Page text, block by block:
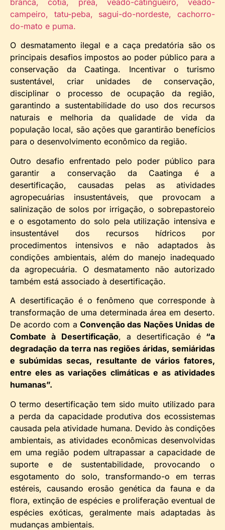
branca, cotia, preá, veado-catingueiro, veado-
campeiro, tatu-peba, sagui-do-nordeste, cachorro-
do-mato e puma.
O desmatamento ilegal e a caça predatória são os
principais desafios impostos ao poder público para a
conservação da Caatinga. Incentivar o turismo
sustentável, criar unidades de conservação,
disciplinar o processo de ocupação da região,
garantindo a sustentabilidade do uso dos recursos
naturais e melhoria da qualidade de vida da
população local, são ações que garantirão benefícios
para o desenvolvimento econômico da região.
Outro desafio enfrentado pelo poder público para
garantir a conservação da Caatinga é a
desertificação, causadas pelas as atividades
agropecuárias insustentáveis, que provocam a
salinização de solos por irrigação, o sobrepastoreio
e o esgotamento do solo pela utilização intensiva e
insustentável dos recursos hídricos por
procedimentos intensivos e não adaptados às
condições ambientais, além do manejo inadequado
da agropecuária. O desmatamento não autorizado
também está associado à desertificação.
A desertificação é o fenômeno que corresponde à
transformação de uma determinada área em deserto.
De acordo com a Convenção das Nações Unidas de
Combate à Desertificação, a desertificação é“a
degradação da terra nas regiões áridas, semiáridas
e subúmidas secas, resultante de vários fatores,
entre eles as variações climáticas e as atividades
humanas”.
O termo desertificação tem sido muito utilizado para
a perda da capacidade produtiva dos ecossistemas
causada pela atividade humana. Devido às condições
ambientais, as atividades econômicas desenvolvidas
em uma região podem ultrapassar a capacidade de
suporte e de sustentabilidade, provocando o
esgotamento do solo, transformando-o em terras
estéreis, causando erosão genética da fauna e da
flora, extinção de espécies e proliferação eventual de
espécies exóticas, geralmente mais adaptadas às
mudanças ambientais.